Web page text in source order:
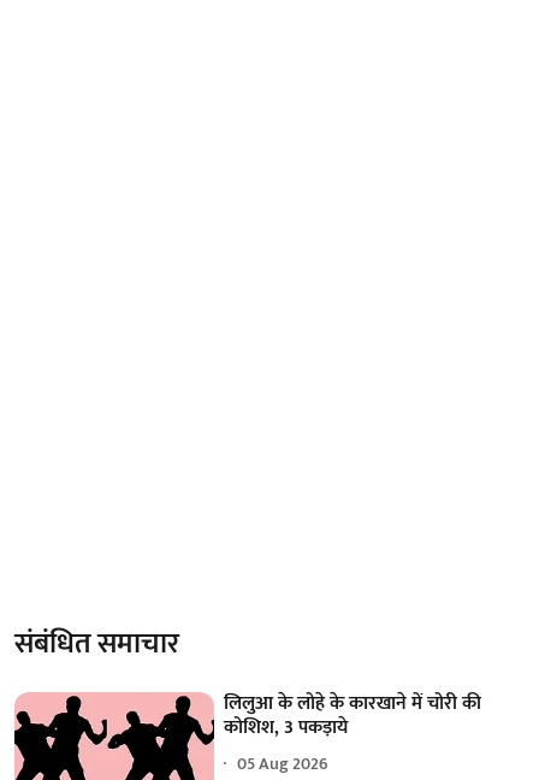
संबंधित समाचार
लिलुआ के लोहे के कारखाने में चोरी की
कोशिश, 3 पकड़ाये
05 Aug 2026